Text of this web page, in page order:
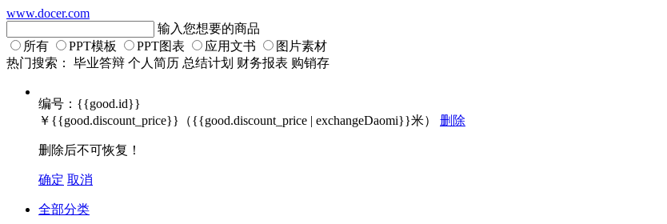
www.docer.com
输入您想要的商品
所有
PPT模板 PPT图表 应用文书
图片素材
热门搜索： 毕业答辩 个人简历 总结计划 财务报表 购销存
编号：{{good.id}}
￥ {{good.discount_price}} （{{good.discount_price | exchangeDaomi}}米） 删除
删除后不可恢复！
确定 取消
全部分类